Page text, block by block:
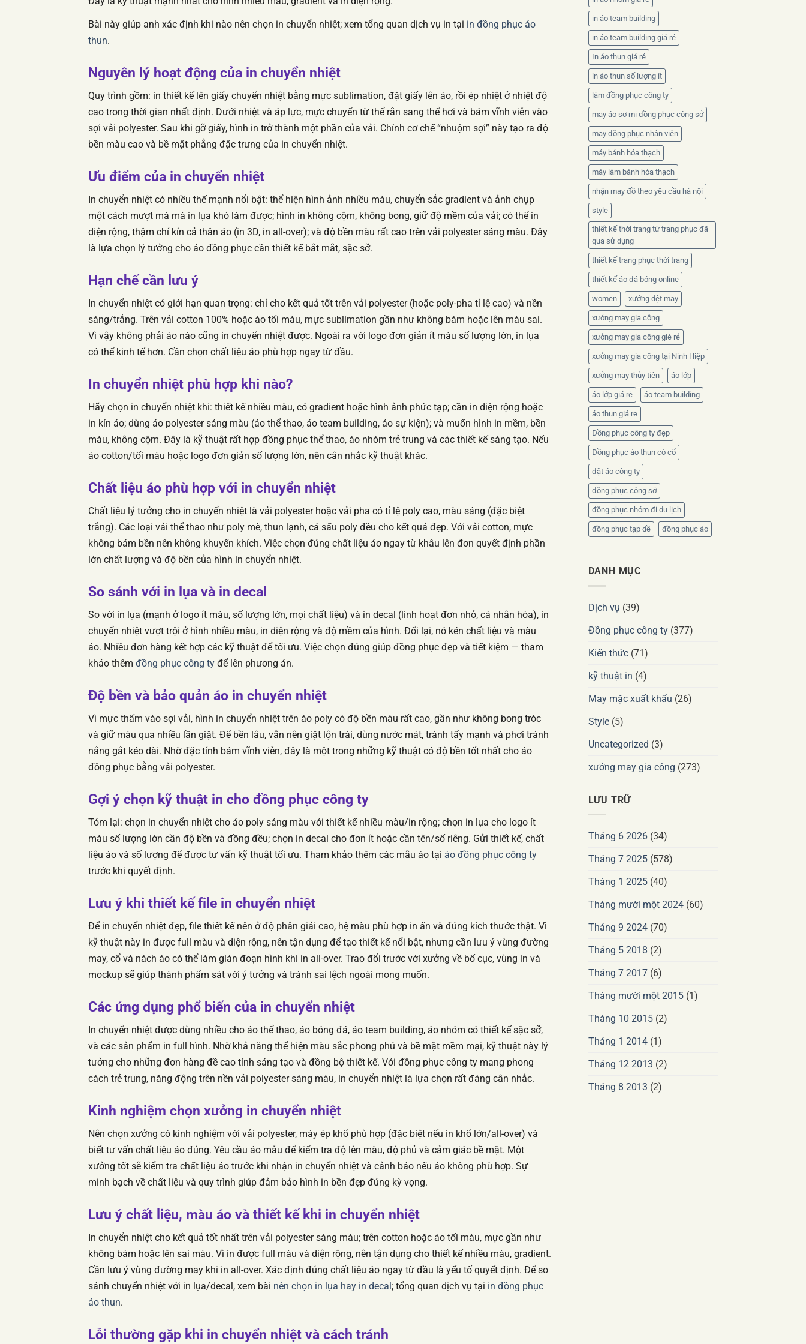
Bài này giúp anh xác định khi nào nên chọn in chuyển nhiệt; xem tổng quan dịch vụ in tại in đồng phục áo
thun.
Nguyên lý hoạt động của in chuyển nhiệt
Quy trình gồm: in thiết kế lên giấy chuyển nhiệt bằng mực sublimation, đặt giấy lên áo, rồi ép nhiệt ở nhiệt độ
cao trong thời gian nhất định. Dưới nhiệt và áp lực, mực chuyển từ thể rắn sang thể hơi và bám vĩnh viễn vào
sợi vải polyester. Sau khi gỡ giấy, hình in trở thành một phần của vải. Chính cơ chế “nhuộm sợi” này tạo ra độ
bền màu cao và bề mặt phẳng đặc trưng của in chuyển nhiệt.
Ưu điểm của in chuyển nhiệt
In chuyển nhiệt có nhiều thế mạnh nổi bật: thể hiện hình ảnh nhiều màu, chuyển sắc gradient và ảnh chụp
một cách mượt mà mà in lụa khó làm được; hình in không cộm, không bong, giữ độ mềm của vải; có thể in
diện rộng, thậm chí kín cả thân áo (in 3D, in all-over); và độ bền màu rất cao trên vải polyester sáng màu. Đây
là lựa chọn lý tưởng cho áo đồng phục cần thiết kế bắt mắt, sặc sỡ.
Hạn chế cần lưu ý
In chuyển nhiệt có giới hạn quan trọng: chỉ cho kết quả tốt trên vải polyester (hoặc poly-pha tỉ lệ cao) và nền
sáng/trắng. Trên vải cotton 100% hoặc áo tối màu, mực sublimation gần như không bám hoặc lên màu sai.
Vì vậy không phải áo nào cũng in chuyển nhiệt được. Ngoài ra với logo đơn giản ít màu số lượng lớn, in lụa
có thể kinh tế hơn. Cần chọn chất liệu áo phù hợp ngay từ đầu.
In chuyển nhiệt phù hợp khi nào?
Hãy chọn in chuyển nhiệt khi: thiết kế nhiều màu, có gradient hoặc hình ảnh phức tạp; cần in diện rộng hoặc
in kín áo; dùng áo polyester sáng màu (áo thể thao, áo team building, áo sự kiện); và muốn hình in mềm, bền
màu, không cộm. Đây là kỹ thuật rất hợp đồng phục thể thao, áo nhóm trẻ trung và các thiết kế sáng tạo. Nếu
áo cotton/tối màu hoặc logo đơn giản số lượng lớn, nên cân nhắc kỹ thuật khác.
Chất liệu áo phù hợp với in chuyển nhiệt
Chất liệu lý tưởng cho in chuyển nhiệt là vải polyester hoặc vải pha có tỉ lệ poly cao, màu sáng (đặc biệt
trắng). Các loại vải thể thao như poly mè, thun lạnh, cá sấu poly đều cho kết quả đẹp. Với vải cotton, mực
không bám bền nên không khuyến khích. Việc chọn đúng chất liệu áo ngay từ khâu lên đơn quyết định phần
lớn chất lượng và độ bền của hình in chuyển nhiệt.
So sánh với in lụa và in decal
So với in lụa (mạnh ở logo ít màu, số lượng lớn, mọi chất liệu) và in decal (linh hoạt đơn nhỏ, cá nhân hóa), in
chuyển nhiệt vượt trội ở hình nhiều màu, in diện rộng và độ mềm của hình. Đổi lại, nó kén chất liệu và màu
áo. Nhiều đơn hàng kết hợp các kỹ thuật để tối ưu. Việc chọn đúng giúp đồng phục đẹp và tiết kiệm — tham
khảo thêm đồng phục công ty để lên phương án.
Độ bền và bảo quản áo in chuyển nhiệt
Vì mực thấm vào sợi vải, hình in chuyển nhiệt trên áo poly có độ bền màu rất cao, gần như không bong tróc
và giữ màu qua nhiều lần giặt. Để bền lâu, vẫn nên giặt lộn trái, dùng nước mát, tránh tẩy mạnh và phơi tránh
nắng gắt kéo dài. Nhờ đặc tính bám vĩnh viễn, đây là một trong những kỹ thuật có độ bền tốt nhất cho áo
đồng phục bằng vải polyester.
Gợi ý chọn kỹ thuật in cho đồng phục công ty
Tóm lại: chọn in chuyển nhiệt cho áo poly sáng màu với thiết kế nhiều màu/in rộng; chọn in lụa cho logo ít
màu số lượng lớn cần độ bền và đồng đều; chọn in decal cho đơn ít hoặc cần tên/số riêng. Gửi thiết kế, chất
liệu áo và số lượng để được tư vấn kỹ thuật tối ưu. Tham khảo thêm các mẫu áo tại áo đồng phục công ty
trước khi quyết định.
Lưu ý khi thiết kế file in chuyển nhiệt
Để in chuyển nhiệt đẹp, file thiết kế nên ở độ phân giải cao, hệ màu phù hợp in ấn và đúng kích thước thật. Vì
kỹ thuật này in được full màu và diện rộng, nên tận dụng để tạo thiết kế nổi bật, nhưng cần lưu ý vùng đường
may, cổ và nách áo có thể làm gián đoạn hình khi in all-over. Trao đổi trước với xưởng về bố cục, vùng in và
mockup sẽ giúp thành phẩm sát với ý tưởng và tránh sai lệch ngoài mong muốn.
Các ứng dụng phổ biến của in chuyển nhiệt
In chuyển nhiệt được dùng nhiều cho áo thể thao, áo bóng đá, áo team building, áo nhóm có thiết kế sặc sỡ,
và các sản phẩm in full hình. Nhờ khả năng thể hiện màu sắc phong phú và bề mặt mềm mại, kỹ thuật này lý
tưởng cho những đơn hàng đề cao tính sáng tạo và đồng bộ thiết kế. Với đồng phục công ty mang phong
cách trẻ trung, năng động trên nền vải polyester sáng màu, in chuyển nhiệt là lựa chọn rất đáng cân nhắc.
Kinh nghiệm chọn xưởng in chuyển nhiệt
Nên chọn xưởng có kinh nghiệm với vải polyester, máy ép khổ phù hợp (đặc biệt nếu in khổ lớn/all-over) và
biết tư vấn chất liệu áo đúng. Yêu cầu áo mẫu để kiểm tra độ lên màu, độ phủ và cảm giác bề mặt. Một
xưởng tốt sẽ kiểm tra chất liệu áo trước khi nhận in chuyển nhiệt và cảnh báo nếu áo không phù hợp. Sự
minh bạch về chất liệu và quy trình giúp đảm bảo hình in bền đẹp đúng kỳ vọng.
Lưu ý chất liệu, màu áo và thiết kế khi in chuyển nhiệt
In chuyển nhiệt cho kết quả tốt nhất trên vải polyester sáng màu; trên cotton hoặc áo tối màu, mực gần như
không bám hoặc lên sai màu. Vì in được full màu và diện rộng, nên tận dụng cho thiết kế nhiều màu, gradient.
Cần lưu ý vùng đường may khi in all-over. Xác định đúng chất liệu áo ngay từ đầu là yếu tố quyết định. Để so
sánh chuyển nhiệt với in lụa/decal, xem bài nên chọn in lụa hay in decal; tổng quan dịch vụ tại in đồng phục
áo thun.
Lỗi thường gặp khi in chuyển nhiệt và cách tránh
in áo team building
in áo team building giá rẻ
In áo thun giá rẻ
in áo thun số lượng ít
làm đồng phục công ty
may áo sơ mi đồng phục công sở
may đồng phục nhân viên
máy bánh hóa thạch
máy làm bánh hóa thạch
nhận may đồ theo yêu cầu hà nội
style
thiết kế thời trang từ trang phục đã
qua sử dụng
thiết kế trang phục thời trang
thiết kế áo đá bóng online
women xưởng dệt may
xưởng may gia công
xưởng may gia công gié rẻ
xưởng may gia công tại Ninh Hiệp
xưởng may thủy tiên áo lớp
áo lớp giá rẻ áo team building
áo thun giá re
Đồng phục công ty đẹp
Đồng phục áo thun có cổ
đặt áo công ty
đồng phục công sở
đồng phục nhóm đi du lịch
đồng phục tạp dề đồng phục áo
DANH MỤC
Dịch vụ (39)
Đồng phục công ty(377)
Kiến thức(71)
kỹ thuật in (4)
May mặc xuất khẩu (26)
Style(5)
Uncategorized (3)
xưởng may gia công (273)
LƯU TRỮ
Tháng 6 2026(34)
Tháng 7 2025(578)
Tháng 1 2025(40)
Tháng mười một 2024(60)
Tháng 9 2024(70)
Tháng 5 2018 (2)
Tháng 7 2017(6)
Tháng mười một 2015(1)
Tháng 10 2015(2)
Tháng 1 2014(1)
Tháng 12 2013 (2)
Tháng 8 2013 (2)